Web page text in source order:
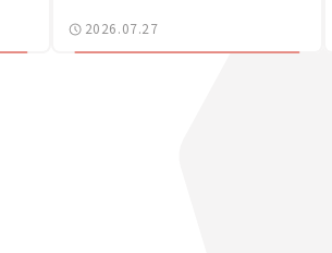
マたち#18】
2026.07.27